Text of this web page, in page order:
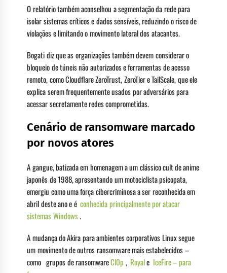
O relatório também aconselhou a segmentação da rede para
isolar sistemas críticos e dados sensíveis, reduzindo o risco de
violações e limitando o movimento lateral dos atacantes.
Bogati diz que as organizações também devem considerar o
bloqueio de túneis não autorizados e ferramentas de acesso
remoto, como Cloudflare ZeroTrust, ZeroTier e TailScale, que ele
explica serem frequentemente usados ​​por adversários para
acessar secretamente redes comprometidas.
Cenário de ransomware marcado
por novos atores
A gangue, batizada em homenagem a um clássico cult de anime
japonês de 1988, apresentando um motociclista psicopata,
emergiu como uma força cibercriminosa a ser reconhecida em
abril deste ano e éconhecida principalmente por atacar
sistemas Windows.
A mudança do Akira para ambientes corporativos Linux segue
um movimento de outros ransomware mais estabelecidos –
como grupos de ransomwareCl0p , Royale IceFire – para